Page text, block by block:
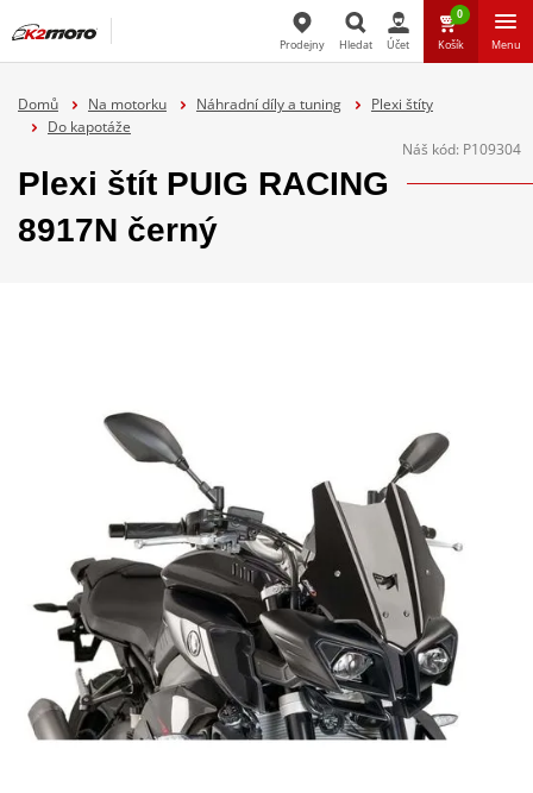
Prodejny Hledat Účet
0
Košík Menu
Domů Na motorku Náhradní díly a tuning
Plexi štíty
Do kapotáže
Náš kód: P109304
Plexi štít PUIG RACING
8917N černý